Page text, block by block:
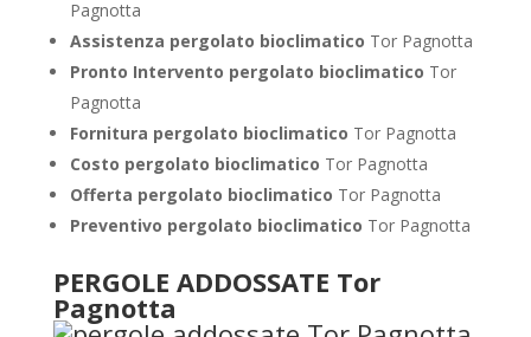
Pagnotta
Assistenza pergolato bioclimatico Tor Pagnotta
Pronto Intervento pergolato bioclimatico Tor
Pagnotta
Fornitura pergolato bioclimatico Tor Pagnotta
Costo pergolato bioclimatico Tor Pagnotta
Offerta pergolato bioclimatico Tor Pagnotta
Preventivo pergolato bioclimatico Tor Pagnotta
PERGOLE ADDOSSATE Tor
Pagnotta